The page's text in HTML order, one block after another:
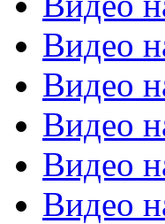
Видео
Видео
Видео
Видео
Видео